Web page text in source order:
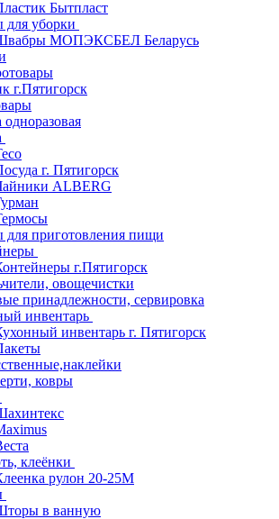
Бытпласт
для уборки
МОПЭКСБЕЛ Беларусь
г.Пятигорск
одноразовая
г. Пятигорск
ALBERG
для приготовления пищи
г.Пятигорск
овощечистки
принадлежности, сервировка
инвентарь
инвентарь г. Пятигорск
ковры
клеёнки
рулон 20-25М
в ванную